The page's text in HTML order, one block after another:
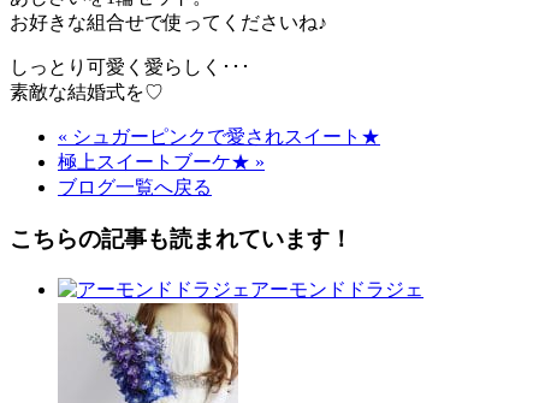
お好きな組合せで使ってくださいね♪
しっとり可愛く愛らしく･･･
素敵な結婚式を♡
« シュガーピンクで愛されスイート★
極上スイートブーケ★ »
ブログ一覧へ戻る
こちらの記事も読まれています！
アーモンドドラジェ